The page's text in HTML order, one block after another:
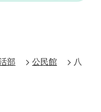
部 公民館 八